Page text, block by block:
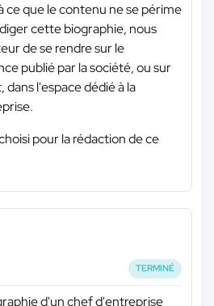
ce que le contenu ne se périme
cette biographie, nous
de se rendre sur le
publié par la société, ou sur
l'espace dédié à la
pour la rédaction de ce
TERMINÉ
d'un chef d'entreprise